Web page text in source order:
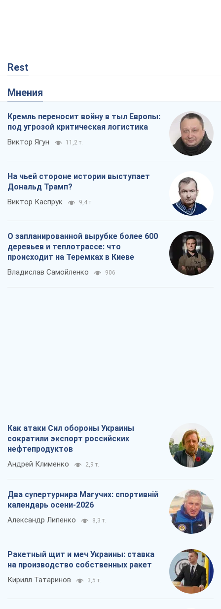
Rest
Мнения
Кремль переносит войну в тыл Европы:
под угрозой критическая логистика
Виктор Ягун 11,2 т.
На чьей стороне истории выступает
Дональд Трамп?
Виктор Каспрук 9,4 т.
О запланированной вырубке более 600
деревьев и теплотрассе: что
происходит на Теремках в Киеве
Владислав Самойленко 906
Как атаки Сил обороны Украины
сократили экспорт российских
нефтепродуктов
Андрей Клименко 2,9 т.
Два супертурнира Магучих: спортивній
календарь осени-2026
Александр Липенко 8,3 т.
Ракетный щит и меч Украины: ставка
на производство собственных ракет
Кирилл Татаринов 3,5 т.